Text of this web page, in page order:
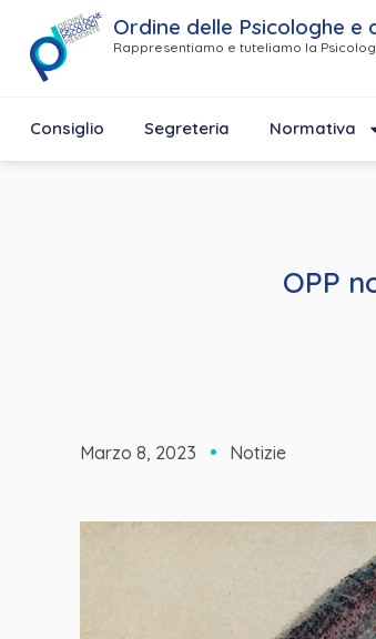
Ordine delle Psicologhe e
Rappresentiamo e tuteliamo la
Consiglio Segreteria Normativa
OPP
Marzo 8, 2023 Notizie